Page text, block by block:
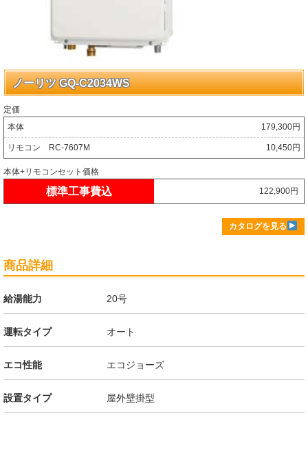
ノーリツ GQ-C2034WS
定価
本体
179,300円
リモコン RC-7607M 10,450円
本体+リモコンセット価格
標準工事費込 122,900円
カタログを見る
商品詳細
給湯能力 20号
運転タイプ オート
エコ性能 エコジョーズ
設置タイプ 屋外壁掛型